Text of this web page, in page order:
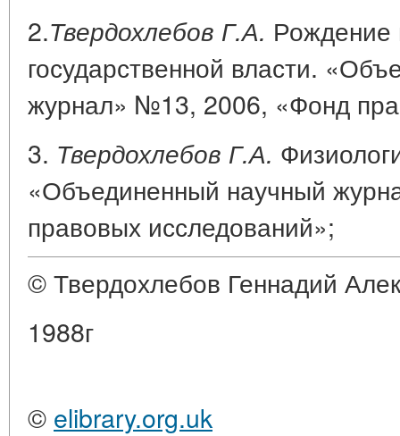
2.Твердохлебов Г.А. Рождение
государственной власти.
журнал» №13, 2006, «Фонд
3. Твердохлебов Г.А.
«Объединенный научный
правовых исследований»;
© Твердохлебов Геннадий
1988г
© elibrary.org.uk